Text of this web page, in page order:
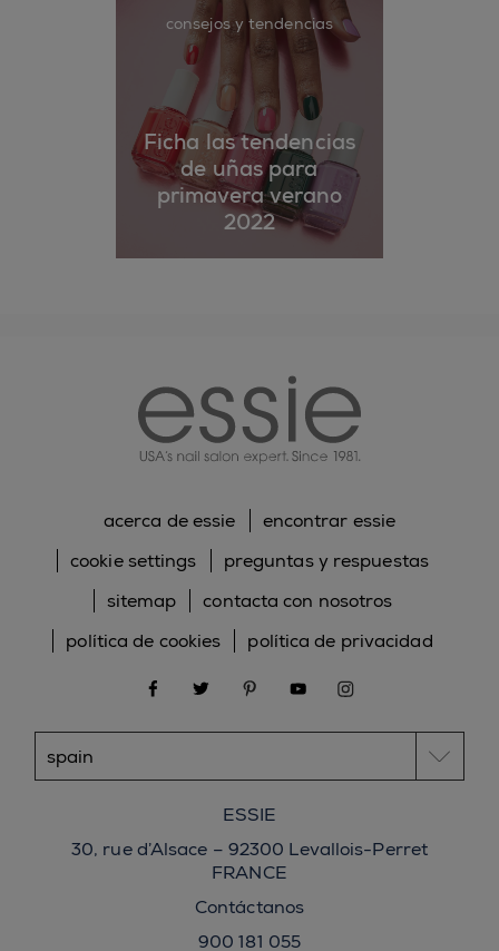
consejos y tendencias
Ficha las tendencias
de uñas para
primavera verano
2022
acerca de essie
encontrar essie
cookie settings
preguntas y respuestas
sitemap
contacta con nosotros
política de cookies
política de privacidad
facebooktwitter pinterestyoutubeinstagram
ESSIE
30, rue d’Alsace – 92300 Levallois-Perret
FRANCE
Contáctanos
900 181 055